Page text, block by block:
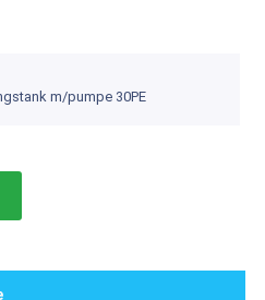
m/pumpe 30PE